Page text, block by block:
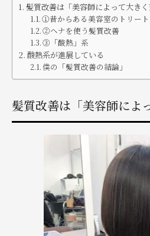
髪質改善は「美容師によって大きく
①昔からある美容室のトリート
②ヘナを使う髪質改善
③「酸熱」系
酸熱系が進展している
僕の「髪質改善の結論」
髪質改善は「美容師によ